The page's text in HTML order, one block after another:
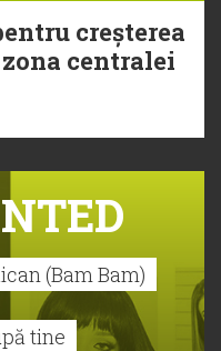
creșterea
centralei
(Bam Bam)
tine